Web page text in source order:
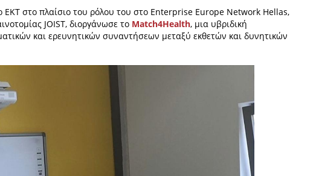
ΕΚΤ στο πλαίσιο του ρόλου του στο Enterprise Europe Network Hellas,
JOIST, διοργάνωσε το Match4Health, μια υβριδική
και ερευνητικών συναντήσεων μεταξύ εκθετών και δυνητικών